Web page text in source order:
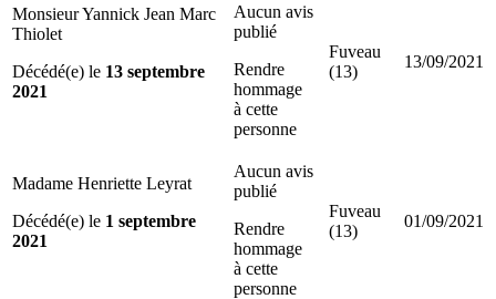
Monsieur Yannick Jean Marc
Thiolet
Décédé(e) le 13 septembre
2021
Aucun avis
publié
Rendre
hommage
à cette
personne
Fuveau
(13)
13/09/2021
Madame Henriette Leyrat
Décédé(e) le 1 septembre
2021
Aucun avis
publié
Rendre
hommage
à cette
personne
Fuveau
(13)
01/09/2021